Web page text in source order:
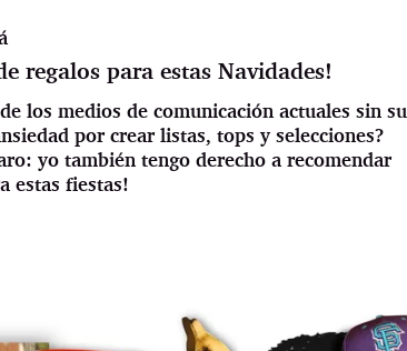
regalos para estas Navidades!
los medios de comunicación actuales sin su
por crear listas, tops y selecciones?
yo también tengo derecho a recomendar
estas fiestas!